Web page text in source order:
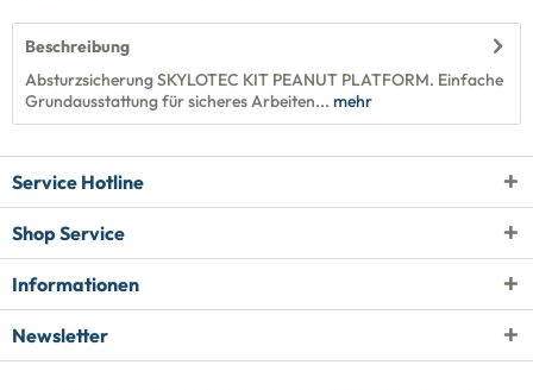
Beschreibung
Absturzsicherung SKYLOTEC KIT PEANUT PLATFORM. Einfache
Grundausstattung für sicheres Arbeiten... mehr
Service Hotline
Shop Service
Informationen
Newsletter